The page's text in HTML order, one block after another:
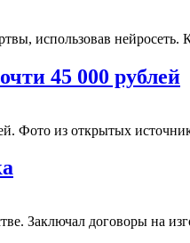
использовав нейросеть.
45 000 рублей
Фото из открытых
Заключал договоры на